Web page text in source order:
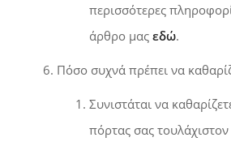
περισσότερες
άρθρο μας εδώ.
Πόσο συχνά πρέπει να
Συνιστάται να
πόρτας σας